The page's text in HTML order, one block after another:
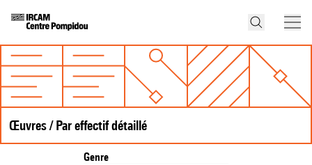
Œuvres / Par effectif détaillé
Genre